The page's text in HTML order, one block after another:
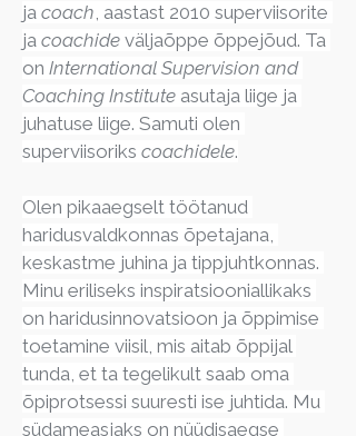
ja coach, aastast 2010 superviisorite
ja coachide väljaõppe õppejõud. Ta
on International Supervision and
Coaching Institute asutaja liige ja
juhatuse liige. Samuti olen
superviisoriks coachidele.
Olen pikaaegselt töötanud
haridusvaldkonnas õpetajana,
keskastme juhina ja tippjuhtkonnas.
Minu eriliseks inspiratsiooniallikaks
on haridusinnovatsioon ja õppimise
toetamine viisil, mis aitab õppijal
tunda, et ta tegelikult saab oma
õpiprotsessi suuresti ise juhtida. Mu
südameasjaks on nüüdisaegse